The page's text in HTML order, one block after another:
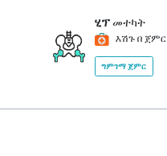
ሂፕመተካት
እሽጉ በ ጀምር
ግምገማ ጀምር